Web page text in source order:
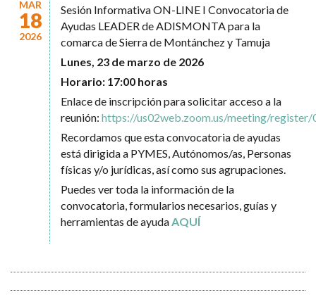
MAR
18
2026
Sesión Informativa ON-LINE I Convocatoria de
Ayudas LEADER de ADISMONTA para la
comarca de Sierra de Montánchez y Tamuja
Lunes, 23 de marzo de 2026
Horario: 17:00 horas
Enlace de inscripción para solicitar acceso a la
reunión: https://us02web.zoom.us/meeting/
Recordamos que esta convocatoria de ayudas
está dirigida a PYMES, Autónomos/as, Personas
físicas y/o jurídicas, así como sus agrupaciones.
Puedes ver toda la información de la
convocatoria, formularios necesarios, guías y
herramientas de ayuda AQUÍ